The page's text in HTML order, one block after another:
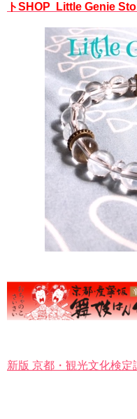
トSHOP Little Genie
新版 京都・観光文化検定